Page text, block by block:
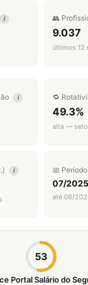
i 👥
9.037
últimos 12
i 🔁
49.3%
alta —
i 📅
07/2025
até 06/
53
Portal Salário do